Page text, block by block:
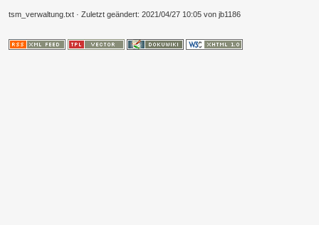
tsm_verwaltung.txt · Zuletzt geändert: 2021/04/27 10:05 von jb1186